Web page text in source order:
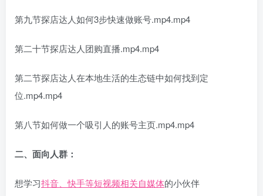
第九节探店达人如何3步快速做账号.mp4.mp4
第二十节探店达人团购直播.mp4.mp4
第二节探店达人在本地生活的生态链中如何找到定
位.mp4.mp4
第八节如何做一个吸引人的账号主页.mp4.mp4
二、面向人群：
想学习抖音、快手等短视频相关自媒体的小伙伴